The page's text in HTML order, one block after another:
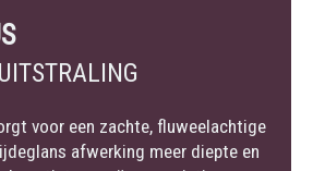
voor een zachte, fluweelachtige
afwerking meer diepte en